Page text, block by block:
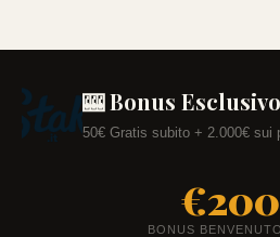
🎰 Bonus
50€ Gratis subito + 2.000€ sui
BONUS